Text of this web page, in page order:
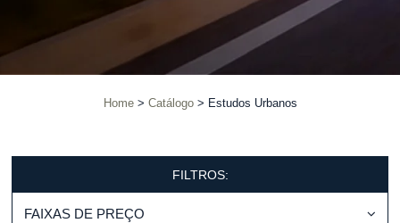
Home Catálogo Estudos Urbanos
FILTROS:
FAIXAS DE PREÇO